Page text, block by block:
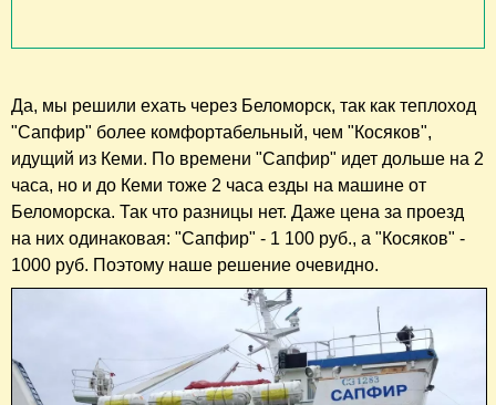
Да, мы решили ехать через Беломорск, так как теплоход
"Сапфир" более комфортабельный, чем "Косяков",
идущий из Кеми. По времени "Сапфир" идет дольше на 2
часа, но и до Кеми тоже 2 часа езды на машине от
Беломорска. Так что разницы нет. Даже цена за проезд
на них одинаковая: "Сапфир" - 1 100 руб., а "Косяков" -
1000 руб. Поэтому наше решение очевидно.